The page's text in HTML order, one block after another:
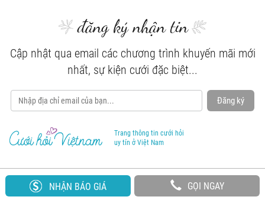
đăng ký nhận tin
Cập nhật qua email các chương trình khuyến mãi mới
nhất, sự kiện cưới đặc biệt...
Đăng ký
NHẬN BÁO GIÁ GỌI NGAY
Trang thông tin cưới hỏi
uy tín ở Việt Nam